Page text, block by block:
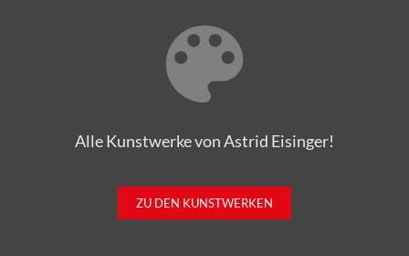
Alle Kunstwerke von Astrid Eisinger!
ZU DEN KUNSTWERKEN